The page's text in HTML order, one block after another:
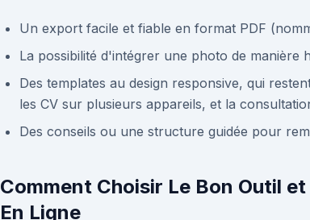
Un export facile et fiable en format PDF
La possibilité d'intégrer une photo de manière
Des templates au design responsive, qui
les CV sur plusieurs appareils, et la
Des conseils ou une structure guidée pour
Comment Choisir Le Bon Outil
En Ligne